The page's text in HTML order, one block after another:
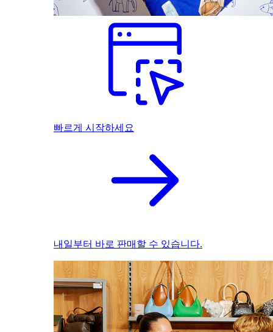
빠르게 시작하세요
내일부터 바로 판매할 수 있습니다.